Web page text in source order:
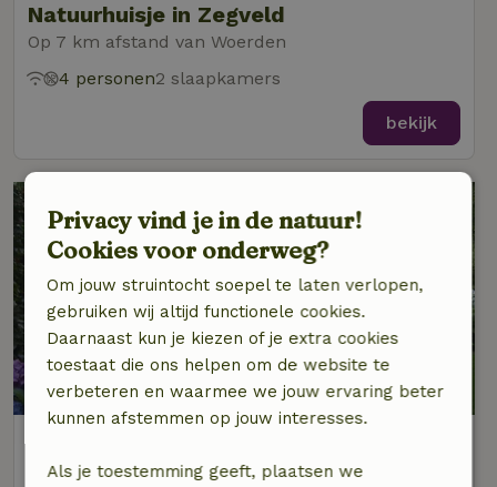
Natuurhuisje in Zegveld
Op 7 km afstand van Woerden
4 personen2 slaapkamers
bekijk
Op 7 km afstand van Woerden
Privacy vind je in de natuur!
Cookies voor onderweg?
Om jouw struintocht soepel te laten verlopen,
gebruiken wij altijd functionele cookies.
Daarnaast kun je kiezen of je extra cookies
toestaat die ons helpen om de website te
verbeteren en waarmee we jouw ervaring beter
kunnen afstemmen op jouw interesses.
Als je toestemming geeft, plaatsen we